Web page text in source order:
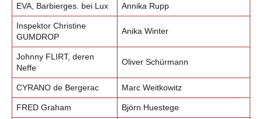
EVA, Barbierges. bei Lux Annika Rupp
Inspektor Christine
GUMDROP
Anika Winter
Johnny FLIRT, deren
Neffe
Oliver Schürmann
CYRANO de Bergerac Marc Weitkowitz
FRED Graham Björn Huestege